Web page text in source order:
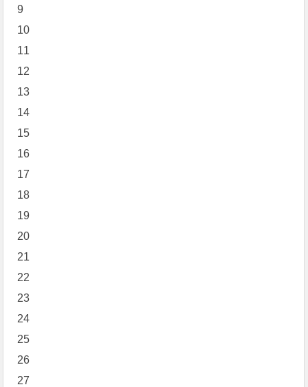
9
10
11
12
13
14
15
16
17
18
19
20
21
22
23
24
25
26
27